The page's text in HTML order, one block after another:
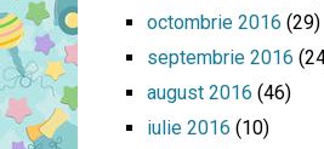
octombrie 2016 (29)
septembrie 2016
august 2016 (46)
iulie 2016 (10)